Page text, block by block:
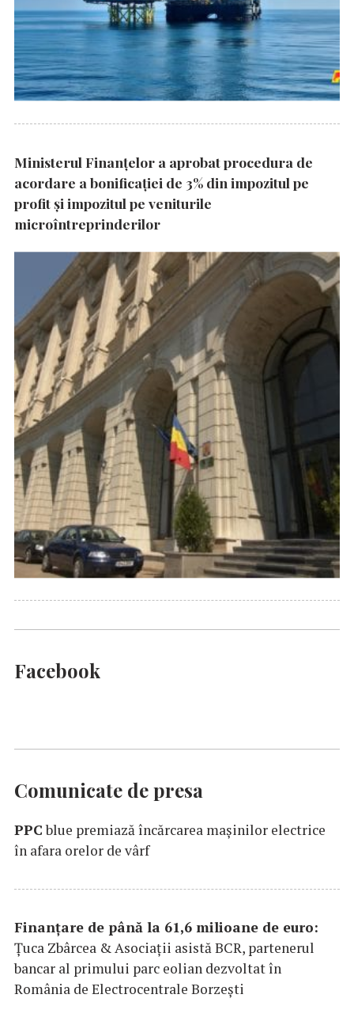
Ministerul Finanțelor a aprobat procedura de
acordare a bonificației de 3% din impozitul pe
profit și impozitul pe veniturile
microîntreprinderilor
Facebook
Comunicate de presa
PPCblue premiază încărcarea maşinilor electrice
în afara orelor de vârf
Finanțare de până la 61,6 milioane de euro:
Țuca Zbârcea & Asociații asistă BCR, partenerul
bancar al primului parc eolian dezvoltat în
România de Electrocentrale Borzești